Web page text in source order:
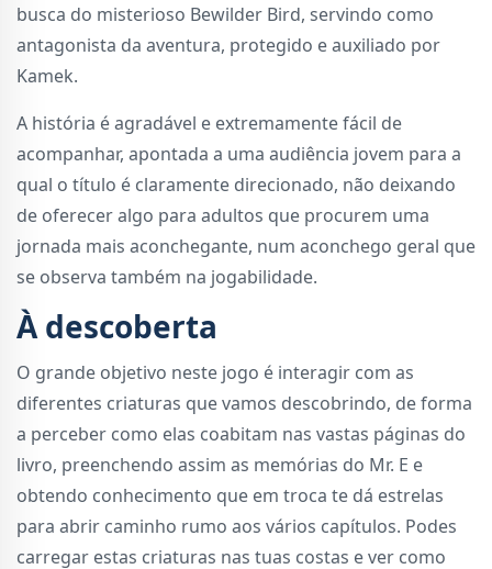
busca do misterioso Bewilder Bird, servindo como
antagonista da aventura, protegido e auxiliado por
Kamek.
A história é agradável e extremamente fácil de
acompanhar, apontada a uma audiência jovem para a
qual o título é claramente direcionado, não deixando
de oferecer algo para adultos que procurem uma
jornada mais aconchegante, num aconchego geral que
se observa também na jogabilidade.
À descoberta
O grande objetivo neste jogo é interagir com as
diferentes criaturas que vamos descobrindo, de forma
a perceber como elas coabitam nas vastas páginas do
livro, preenchendo assim as memórias do Mr. E e
obtendo conhecimento que em troca te dá estrelas
para abrir caminho rumo aos vários capítulos. Podes
carregar estas criaturas nas tuas costas e ver como